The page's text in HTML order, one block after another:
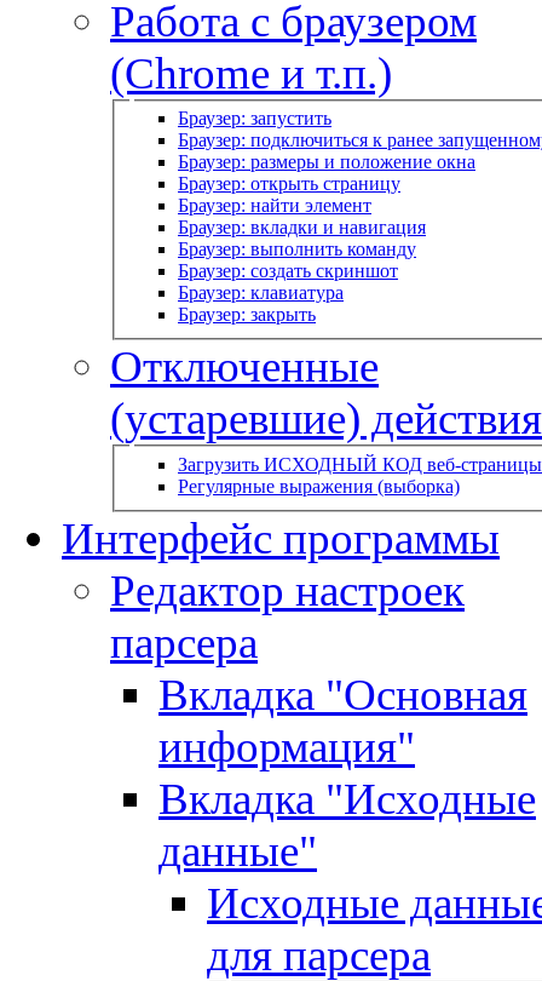
Работа с браузером
(Chrome и т.п.)
Браузер: запустить
Браузер: подключиться к ранее
Браузер: размеры и положение окна
Браузер: открыть страницу
Браузер: найти элемент
Браузер: вкладки и навигация
Браузер: выполнить команду
Браузер: создать скриншот
Браузер: клавиатура
Браузер: закрыть
Отключенные
(устаревшие) действия
Загрузить ИСХОДНЫЙ КОД веб-страницы
Регулярные выражения (выборка)
Интерфейс программы
Редактор настроек
парсера
Вкладка "Основная
информация"
Вкладка "Исходные
данные"
Исходные
для парсера